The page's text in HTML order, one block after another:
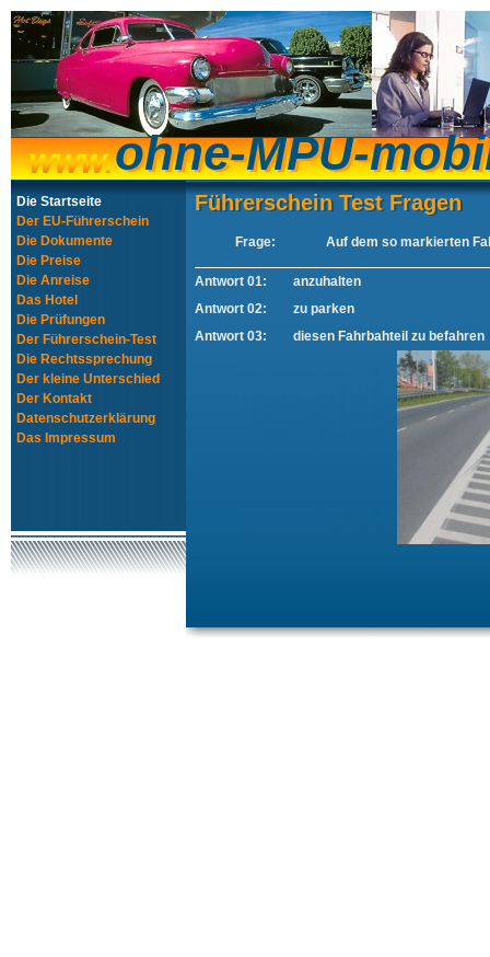
ohne-MPU-
ohne-MPU-
Die Startseite
Der EU-Führerschein
Die Dokumente
Die Preise
Die Anreise
Das Hotel
Die Prüfungen
Der Führerschein-Test
Die Rechtssprechung
Der kleine Unterschied
Der Kontakt
Datenschutzerklärung
Das Impressum
Führerschein Test Fragen
Führerschein Test Fragen
Frage: Auf dem so markierten
Antwort 01:
anzuhalten
Antwort 02:
zu parken
Antwort 03:
diesen Fahrbahteil zu befahren